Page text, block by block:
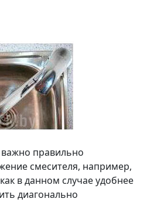
правильно
смесителя, например,
в данном случае удобнее
диагонально